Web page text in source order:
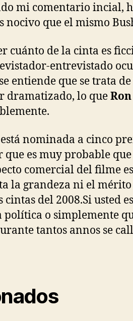
mi comentario incial,
nocivo que el mismo
cuánto de la cinta es
entrevistado
entiende que se trata
dramatizado, lo que
está nominada a cinco
que es muy probable
comercial del filme
la grandeza ni el mérito
cintas del 2008.Si usted
política o simplemente
tantos annos se